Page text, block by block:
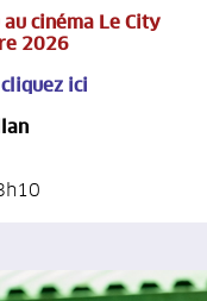
cinéma Le City
2026
cliquez ici